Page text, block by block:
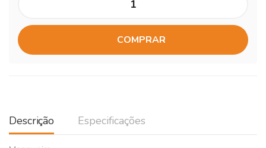
COMPRAR
Descrição Especificações